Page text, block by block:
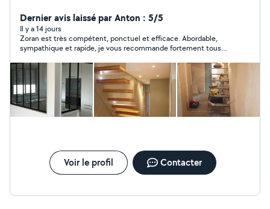
rénovation. Quand je ne travaille pas, je profite du
conducteur de travaux, Monsieur Chat présent sur la
photo, et de mon épouse.
Dernier avis laissé par Anton : 5/5
Il y a 14 jours
Zoran est très compétent, ponctuel et efficace. Abordable,
sympathique et rapide, je vous recommande fortement tous
Voir le profil Contacter